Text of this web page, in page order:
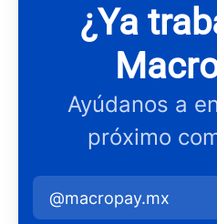
¿Ya
Ayúdanos a
próximo
@macropay.mx